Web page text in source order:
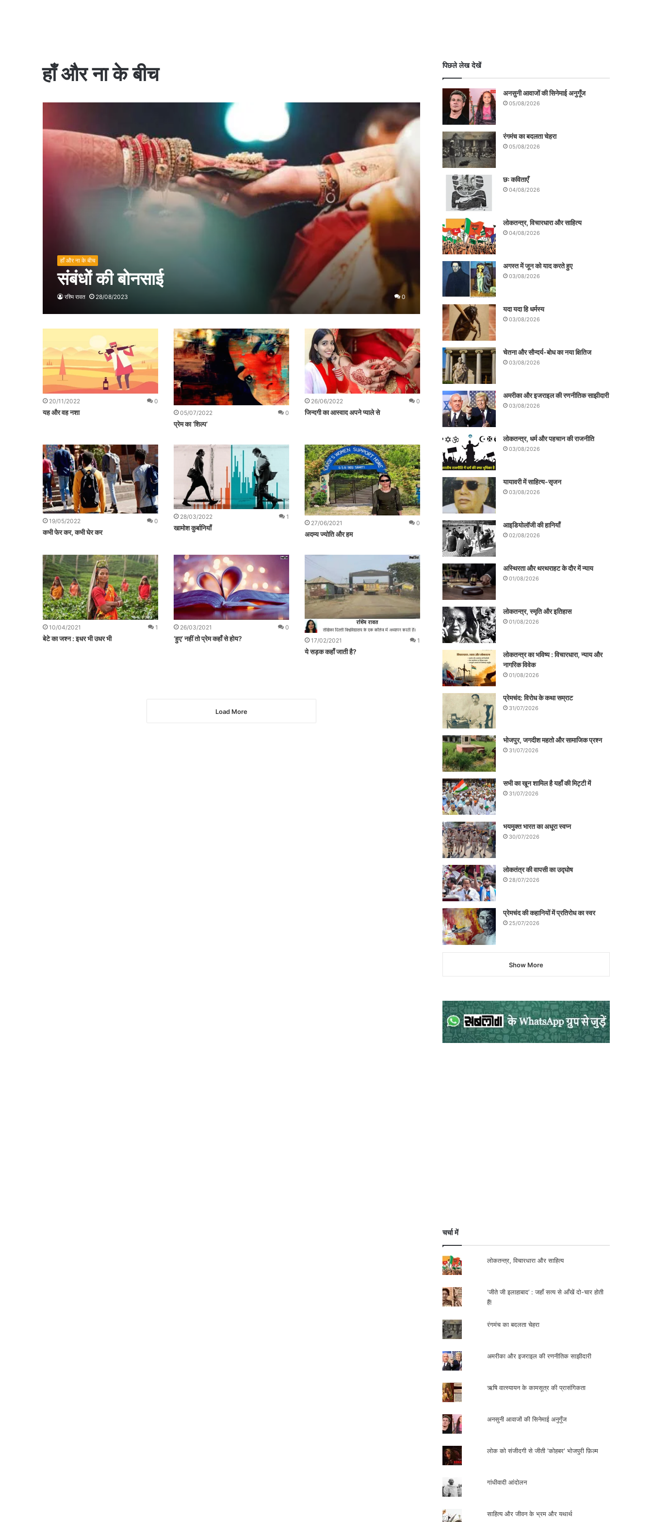
हाँ और ना के बीच
हाँ और ना के बीच
संबंधों की बोनसाई
रश्मि रावत 28/08/2023 0
20/11/2022 0
यह और वह नशा 05/07/2022 0
प्रेम का ‘शिल्प’
26/06/2022 0
जिन्दगी का आस्वाद अपने प्याले से
19/05/2022 0
कभी फेर कर, कभी घेर कर
28/03/2022 1
खामोश कुर्बानियाँ
27/06/2021 0
अदम्य ज्योति और हम
10/04/2021 1
बेटे का जश्न : इधर भी उधर भी
26/03/2021 0
‘हुए’ नहीं तो प्रेम कहाँ से होय? 17/02/2021 1
ये सड़क कहाँ जाती है?
Load More
पिछले लेख देखें
अनसुनी आवाजों की सिनेमाई अनुगूँज
05/08/2026
रंगमंच का बदलता चेहरा
05/08/2026
छः कविताएँ
04/08/2026
लोकतन्त्र, विचारधारा और साहित्य
04/08/2026
अगस्त में जून को याद करते हुए
03/08/2026
यदा यदा हि धर्मस्य
03/08/2026
चेतना और सौन्दर्य-बोध का नया क्षितिज
03/08/2026
अमरीका और इजराइल की रणनीतिक साझीदारी
03/08/2026
लोकतन्त्र, धर्म और पहचान की राजनीति
03/08/2026
यायावरी में साहित्य-सृजन
03/08/2026
आइडियोलॉजी की हानियाँ
02/08/2026
अस्थिरता और थरथराहट के दौर में न्याय
01/08/2026
लोकतन्त्र, स्मृति और इतिहास
01/08/2026
लोकतन्त्र का भविष्य : विचारधारा, न्याय और
नागरिक विवेक
01/08/2026
प्रेमचंद: विरोध के कथा सम्राट
31/07/2026
भोजपुर, जगदीश महतो और सामाजिक प्रश्न
31/07/2026
सभी का खून शामिल है यहाँ की मिट्टी में
31/07/2026
भयमुक्त भारत का अधूरा स्वप्न
30/07/2026
लोकतंत्र की वापसी का उद्घोष
28/07/2026
प्रेमचंद की कहानियों में प्रतिरोध का स्वर
25/07/2026
Show More
चर्चा में
लोकतन्त्र, विचारधारा और साहित्य
‘जीते जी इलाहाबाद’ : जहाँ सत्य से आँखें दो-चार होती
हैं!
रंगमंच का बदलता चेहरा
अमरीका और इजराइल की रणनीतिक साझीदारी
ऋषि वात्स्यायन के कामसूत्र की प्रासंगिकता
अनसुनी आवाजों की सिनेमाई अनुगूँज
लोक को संजीदगी से जीती 'कोहबर' भोजपुरी फ़िल्म
गांधीवादी आंदोलन
साहित्य और जीवन के भ्रम और यथार्थ